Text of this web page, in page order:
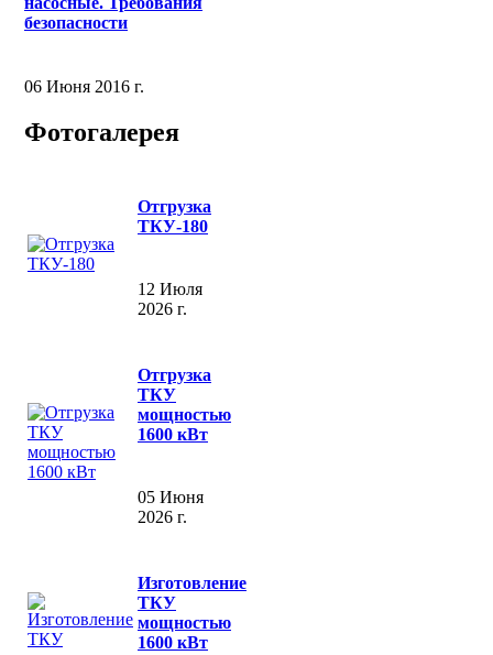
безопасности
06 Июня 2016 г.
Фотогалерея
Отгрузка
ТКУ-180
12 Июля
2026 г.
Отгрузка
ТКУ
мощностью
1600 кВт
05 Июня
2026 г.
Изготовление
ТКУ
мощностью
1600 кВт